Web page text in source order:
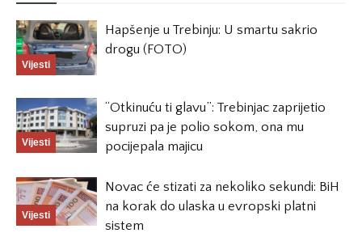
Vijesti
Hapšenje u Trebinju: U smartu sakrio
drogu (FOTO)
Vijesti
“Otkinuću ti glavu”: Trebinjac zaprijetio
supruzi pa je polio sokom, ona mu
pocijepala majicu
Vijesti
Novac će stizati za nekoliko sekundi: BiH
na korak do ulaska u evropski platni
sistem